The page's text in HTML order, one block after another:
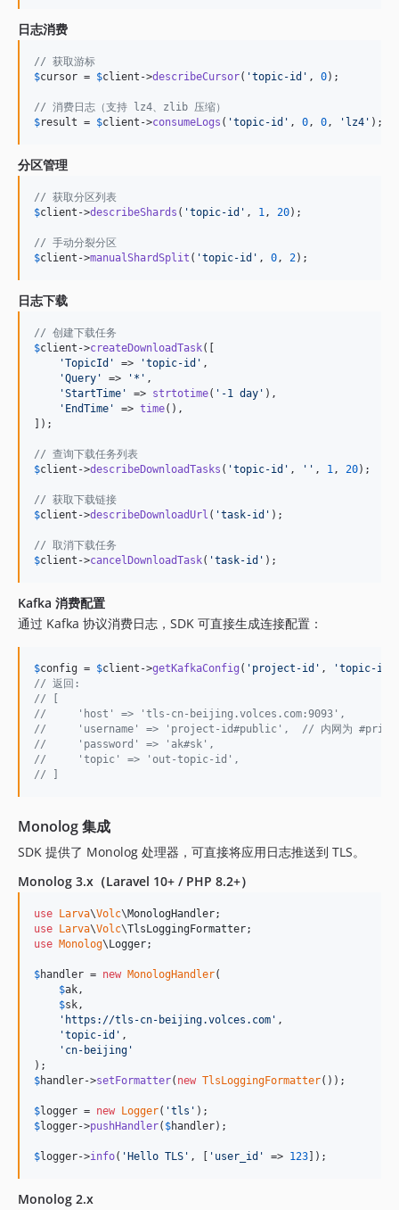
日志消费
// 获取游标
$cursor = $client ->describeCursor( 'topic-id ' , 0);
// 消费日志（支持 lz4、zlib 压缩）
$result = $client ->consumeLogs ( 'topic-id ' , 0 , 0 , ' lz4 ' );
分区管理
// 获取分区列表
$client ->describeShards ( 'topic-id ' , 1 , 20);
// 手动分裂分区
$client ->manualShardSplit ( 'topic-id ' , 0 , 2);
日志下载
// 创建下载任务
$client ->createDownloadTask([
'TopicId ' => 'topic-id ' ,
'Query ' => ' * ' ,
'StartTime ' => strtotime( ' -1 day ' ),
' EndTime ' => time(),
]);
// 查询下载任务列表
$client ->describeDownloadTasks ( 'topic-id ' , '' , 1 , 20);
// 获取下载链接
$client ->describeDownloadUrl ( 'task-id ' );
// 取消下载任务
$client ->cancelDownloadTask( 'task-id ' );
Kafka 消费配置
通过 Kafka 协议消费日志，SDK 可直接生成连接配置：
$config = $client ->getKafkaConfig ( ' project-id ' , 'topic-id
// 返回:
// [
//     'host' => 'tls-cn-beijing.volces.com:9093',
//     'username' => 'project-id#public',  // 内网为
//     'password' => 'ak#sk',
//     'topic' => 'out-topic-id',
// ]
Monolog 集成
SDK 提供了 Monolog 处理器，可直接将应用日志推送到 TLS。
Monolog 3.x（Laravel 10+ / PHP 8.2+）
use Larva\Volc\MonologHandler
use Larva\Volc\TlsLoggingFormatter
use Monolog\Logger;
$handler = new MonologHandler(
$ak ,
$sk ,
' https://tls-cn-beijing.volces.com ' ,
'topic-id ' ,
' cn-beijing '
$handler->setFormatter( new TlsLoggingFormatter());
$logger = new Logger( 'tls '
$logger->pushHandler( $handler);
$logger->info( 'Hello TLS ' , [ ' user_id ' => 123]);
Monolog 2.x